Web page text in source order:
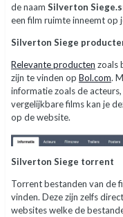
de naam Silverton
een film ruimte inneemt op
Silverton Siege
Relevante producten zoals
zijn te vinden op Bol.com.
informatie zoals de
vergelijkbare films kan je
op de website.
Silverton Siege torrent
Torrent bestanden van de
vinden. Deze zijn zelfs
websites welke de